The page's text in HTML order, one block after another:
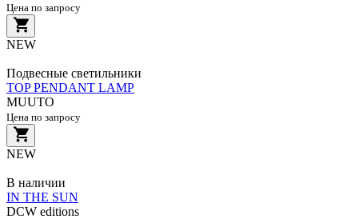
Цена по запросу
NEW
Подвесные светильники
TOP PENDANT LAMP
MUUTO
Цена по запросу
NEW
В наличии
IN THE SUN
DCW editions